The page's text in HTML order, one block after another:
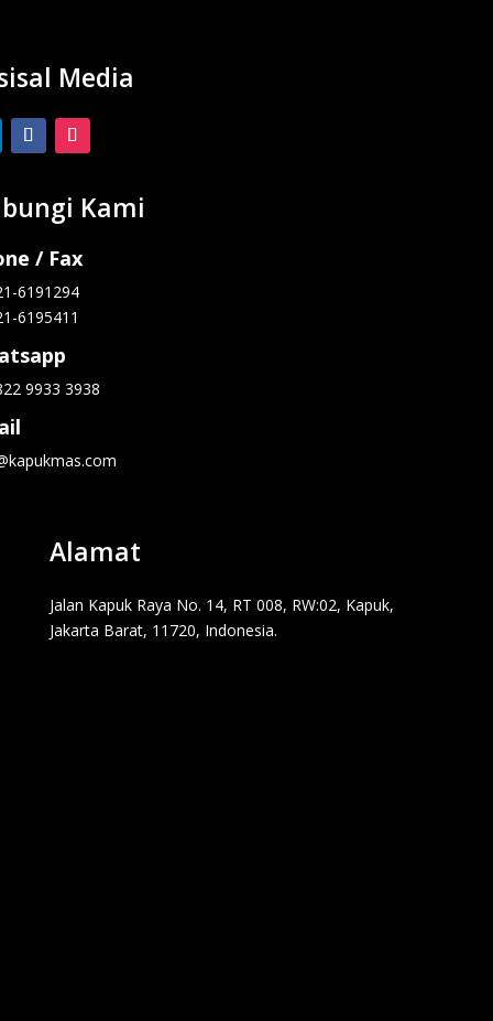
Media
Kami
/ Fax
6191294
6195411
9933 3938
Alamat
Jalan Kapuk Raya No. 14, RT 008, RW:02, Kapuk,
Jakarta Barat, 11720, Indonesia.